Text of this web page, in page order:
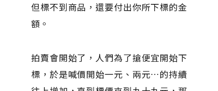
但標不到商品，還要付出你所下標的金
額。
拍賣會開始了，人們為了搶便宜開始下
標，於是喊價開始一元、兩元…的持續